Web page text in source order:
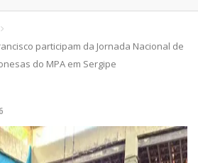
participam da Jornada Nacional de
do MPA em Sergipe